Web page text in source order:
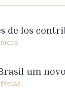
de los
um